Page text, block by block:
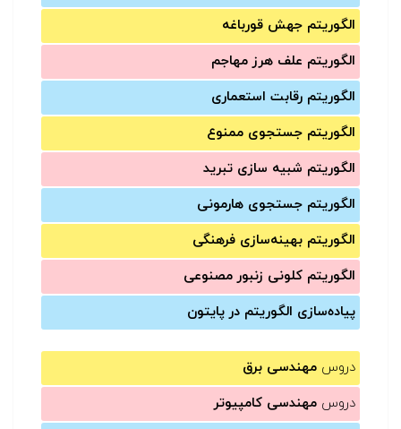
الگوریتم جهش قورباغه
الگوریتم علف هرز مهاجم
الگوریتم رقابت استعماری
الگوریتم جستجوی ممنوع
الگوریتم شبیه سازی تبرید
الگوریتم جستجوی هارمونی
الگوریتم بهینه‌سازی فرهنگی
الگوریتم کلونی زنبور مصنوعی
پیاده‌سازی الگوریتم در پایتون
دروس مهندسی برق
دروس مهندسی کامپیوتر